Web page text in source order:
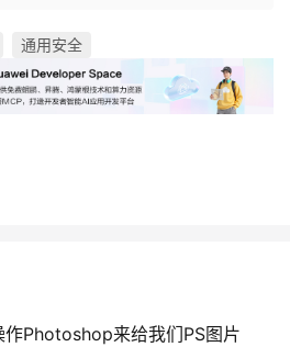
通用安全
Photoshop来给我们PS图片